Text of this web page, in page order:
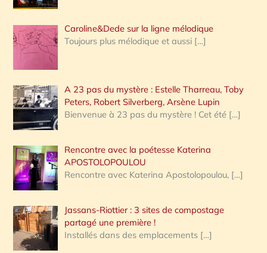
Caroline&Dede sur la ligne mélodique
Toujours plus mélodique et aussi […]
A 23 pas du mystère : Estelle Tharreau, Toby
Peters, Robert Silverberg, Arsène Lupin
Bienvenue à 23 pas du mystère ! Cet été […]
Rencontre avec la poétesse Katerina
APOSTOLOPOULOU
Rencontre avec Katerina Apostolopoulou, […]
Jassans-Riottier : 3 sites de compostage
partagé une première !
Installés dans des emplacements […]